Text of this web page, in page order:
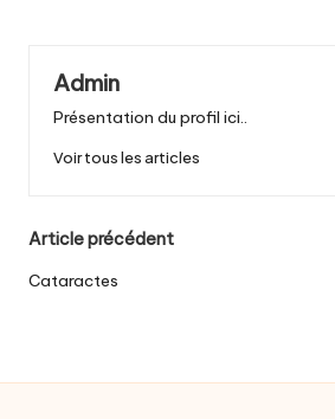
Admin
Présentation du profil ici..
Voir tous les articles
Post
navigation
Article précédent
Cataractes